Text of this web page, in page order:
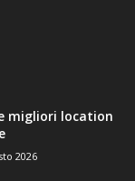
migliori location
2026